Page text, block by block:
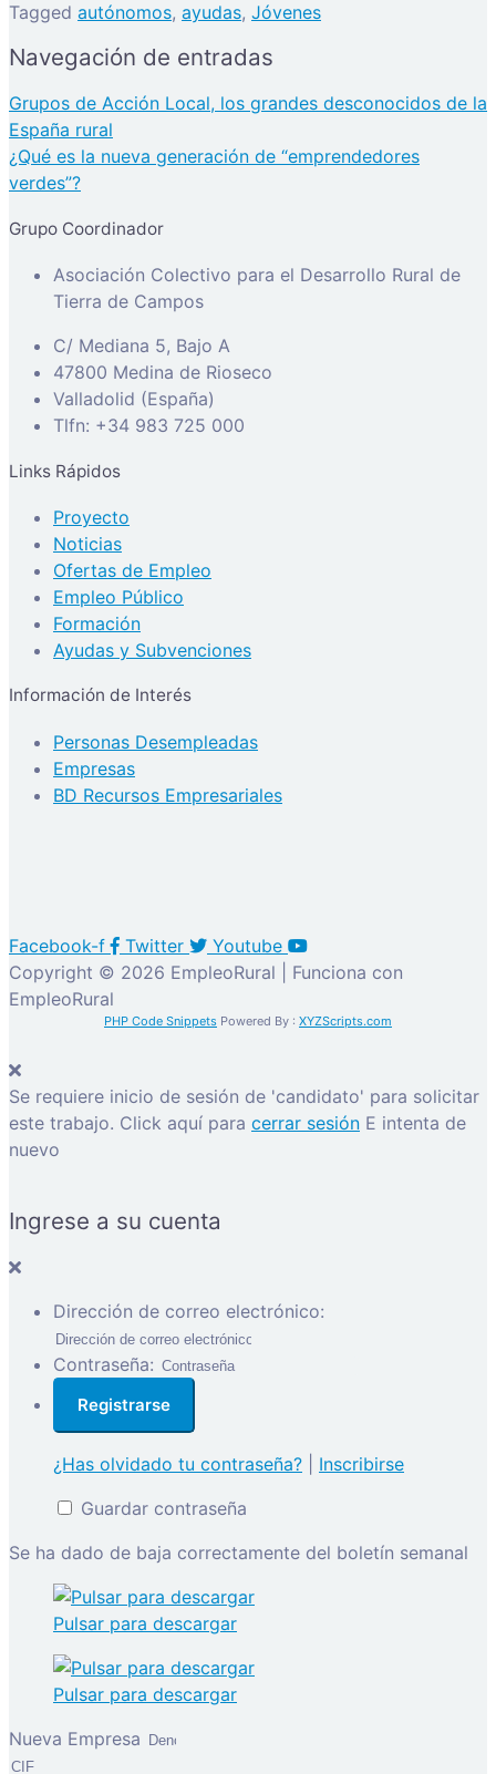
Tagged autónomos, ayudas, Jóvenes
Navegación de entradas
Grupos de Acción Local, los grandes desconocidos de la
España rural
¿Qué es la nueva generación de “emprendedores
verdes”?
Grupo Coordinador
Asociación Colectivo para el Desarrollo Rural de
Tierra de Campos
C/ Mediana 5, Bajo A
47800 Medina de Rioseco
Valladolid (España)
Tlfn: +34 983 725 000
Links Rápidos
Proyecto
Noticias
Ofertas de Empleo
Empleo Público
Formación
Ayudas y Subvenciones
Información de Interés
Personas Desempleadas
Empresas
BD Recursos Empresariales
Facebook-f Twitter
Youtube
Copyright © 2026 EmpleoRural | Funciona con
EmpleoRural
PHP Code Snippets Powered By : XYZScripts.com
Se requiere inicio de sesión de 'candidato' para solicitar
este trabajo. Click aquí para cerrar sesión E intenta de
nuevo
Ingrese a su cuenta
Dirección de correo electrónico:
Contraseña:
¿Has olvidado tu contraseña?
Inscribirse
Guardar contraseña
Se ha dado de baja correctamente del boletín semanal
Pulsar para descargar
Pulsar para descargar
Nueva Empresa